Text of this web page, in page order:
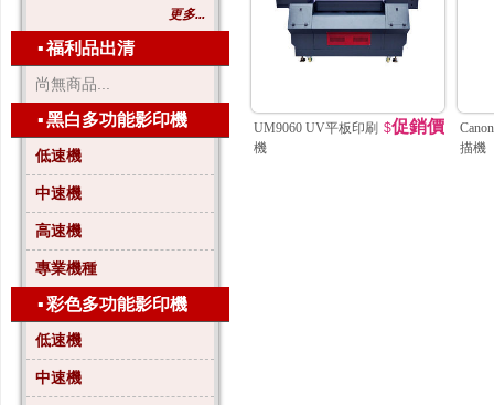
更多...
▪福利品出清
尚無商品...
▪黑白多功能影印機
低速機
中速機
高速機
專業機種
▪彩色多功能影印機
低速機
中速機
UM9060 UV平板印刷
機
$促銷價
描機